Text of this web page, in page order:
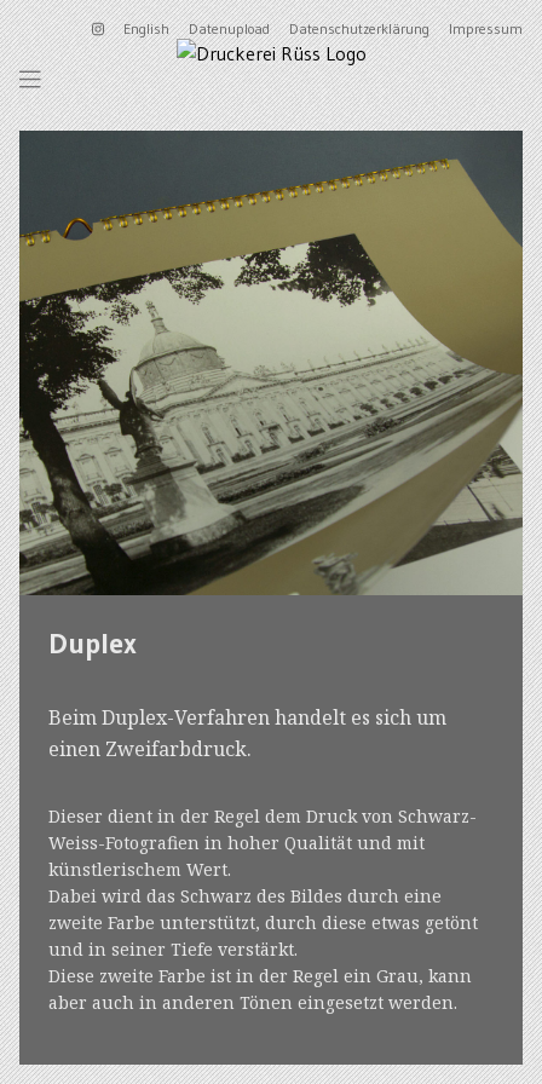
English Datenupload Datenschutzerklärung Impressum
Duplex
Beim Duplex-Verfahren handelt es sich um
einen Zweifarbdruck.
Dieser dient in der Regel dem Druck von Schwarz-
Weiss-Fotografien in hoher Qualität und mit
künstlerischem Wert.
Dabei wird das Schwarz des Bildes durch eine
zweite Farbe unterstützt, durch diese etwas getönt
und in seiner Tiefe verstärkt.
Diese zweite Farbe ist in der Regel ein Grau, kann
aber auch in anderen Tönen eingesetzt werden.